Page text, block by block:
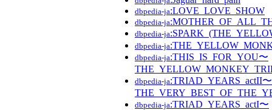
dbpedia-ja:LOVE_LOVE_SHOW
dbpedia-ja
dbpedia-ja
dbpedia-ja
dbpedia-ja:THIS_IS_FOR_YOU〜
dbpedia-ja:TRIAD_YEARS_actII〜
dbpedia-ja:TRIAD_YEARS_actI〜